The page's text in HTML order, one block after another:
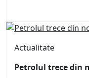
Actualitate
Petrolul trece din